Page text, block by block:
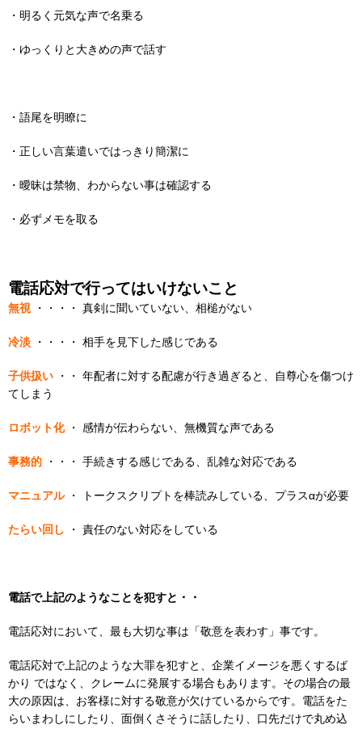
・明るく元気な声で名乗る
・ゆっくりと大きめの声で話す
・語尾を明瞭に
・正しい言葉遣いではっきり簡潔に
・曖昧は禁物、わからない事は確認する
・必ずメモを取る
電話応対で行ってはいけないこと
無視・・・・ 真剣に聞いていない、相槌がない
冷淡 ・・・・ 相手を見下した感じである
子供扱い ・・ 年配者に対する配慮が行き過ぎると、自尊心を傷つけ
てしまう
ロボット化・ 感情が伝わらない、無機質な声である
事務的 ・・・ 手続きする感じである、乱雑な対応である
マニュアル・ トークスクリプトを棒読みしている、プラスαが必要
たらい回し ・ 責任のない対応をしている
電話で上記のようなことを犯すと・・
電話応対において、最も大切な事は「敬意を表わす」事です。
電話応対で上記のような大罪を犯すと、企業イメージを悪くするば
かり ではなく、クレームに発展する場合もあります。その場合の最
大の原因は、お客様に対する敬意が欠けているからです。電話をた
らいまわしにしたり、面倒くさそうに話したり、口先だけで丸め込